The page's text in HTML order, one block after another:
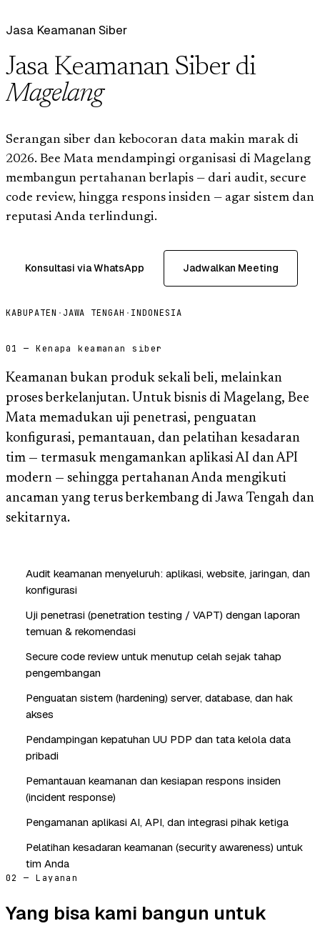
Jasa Keamanan Siber
Jasa Keamanan Siber di
Magelang
Serangan siber dan kebocoran data makin marak di
2026. Bee Mata mendampingi organisasi di Magelang
membangun pertahanan berlapis — dari audit, secure
code review, hingga respons insiden — agar sistem dan
reputasi Anda terlindungi.
Konsultasi via WhatsApp Jadwalkan Meeting
KABUPATEN · JAWA TENGAH · INDONESIA
01 — Kenapa keamanan siber
Keamanan bukan produk sekali beli, melainkan
proses berkelanjutan. Untuk bisnis di Magelang, Bee
Mata memadukan uji penetrasi, penguatan
konfigurasi, pemantauan, dan pelatihan kesadaran
tim — termasuk mengamankan aplikasi AI dan API
modern — sehingga pertahanan Anda mengikuti
ancaman yang terus berkembang di Jawa Tengah dan
sekitarnya.
Audit keamanan menyeluruh: aplikasi, website, jaringan, dan
konfigurasi
Uji penetrasi (penetration testing / VAPT) dengan laporan
temuan & rekomendasi
Secure code review untuk menutup celah sejak tahap
pengembangan
Penguatan sistem (hardening) server, database, dan hak
akses
Pendampingan kepatuhan UU PDP dan tata kelola data
pribadi
Pemantauan keamanan dan kesiapan respons insiden
(incident response)
Pengamanan aplikasi AI, API, dan integrasi pihak ketiga
Pelatihan kesadaran keamanan (security awareness) untuk
tim Anda
02 — Layanan
Yang bisa kami bangun untuk